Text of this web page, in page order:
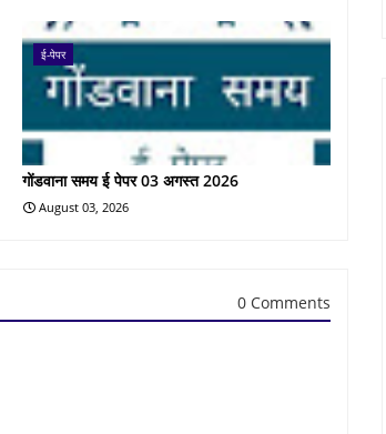
ई-पेपर
गोंडवाना समय ई पेपर 03 अगस्त 2026
August 03, 2026
0 Comments